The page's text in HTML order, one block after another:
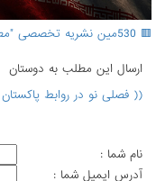
🟥 530مین نشریه تخصصی "مطالعات شرق" منتشر شد.
ارسال اين مطلب به دوستان
(( فصلی نو در روابط
نام شما :
آدرس ايميل شما :